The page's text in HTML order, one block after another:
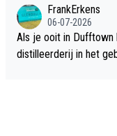
FrankErkens
06-07-2026
Als je ooit in Dufftown
distilleerderij in het gebied een